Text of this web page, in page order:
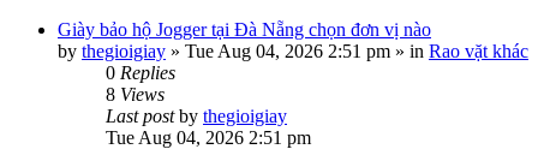
Giày bảo hộ Jogger tại Đà Nẵng chọn đơn vị nào
by thegioigiay » Tue Aug 04, 2026 2:51 pm » in Rao vặt khác
0 Replies
8 Views
Last postby thegioigiay
Tue Aug 04, 2026 2:51 pm